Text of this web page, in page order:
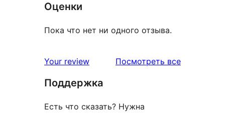
Оценки
Пока что нет ни одного отзыва.
Your review Посмотреть всеотзывы
Поддержка
Есть что сказать? Нужна